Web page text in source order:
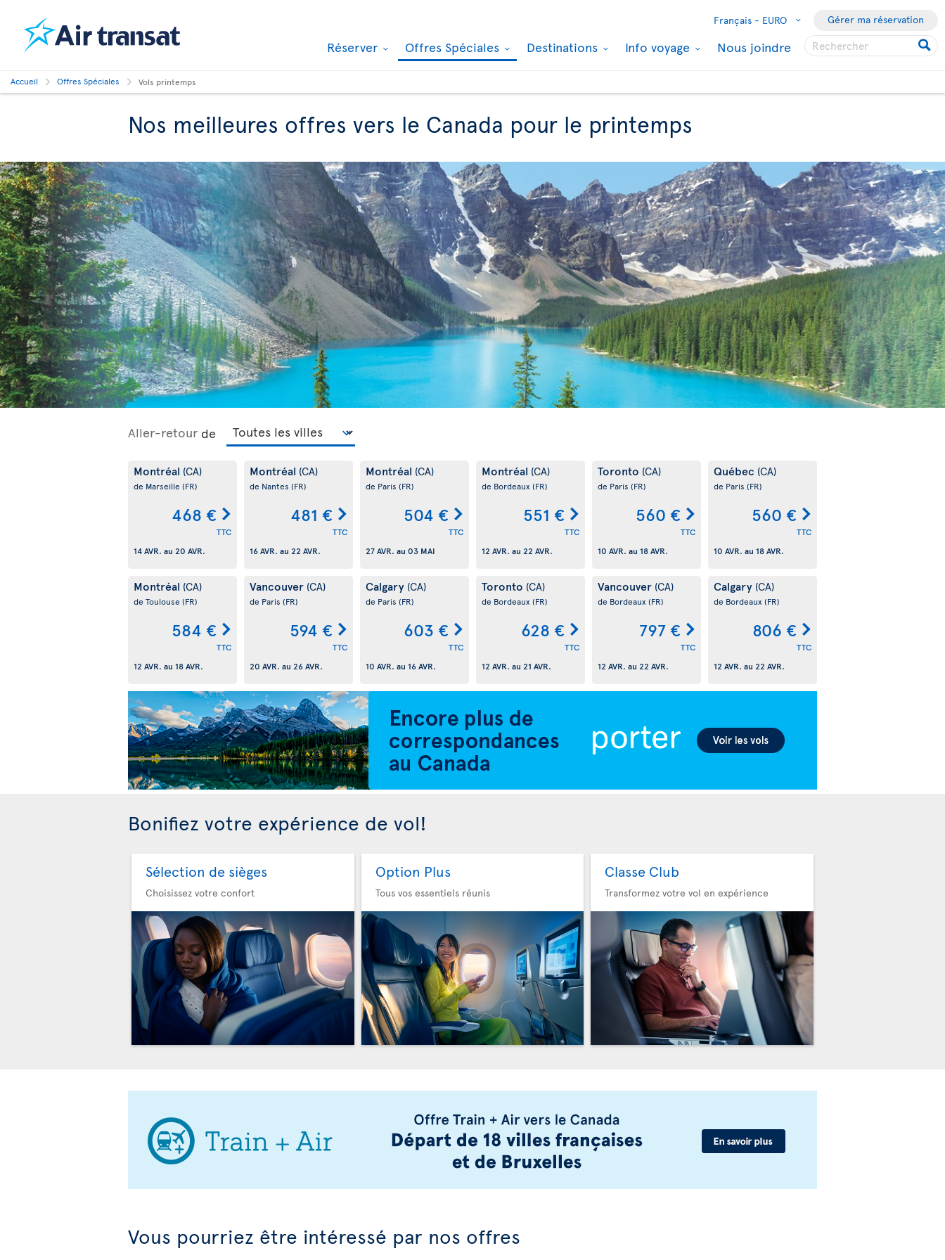
Français - EURO Gérer ma réservation
Réserver Offres Spéciales Destinations Info voyage Nous joindre
Accueil Offres Spéciales Vols printemps
Nos meilleures offres vers le Canada pour le printemps
Aller-retour de
Montréal (CA)
de Marseille (FR)
468 €
TTC
14 AVR. au 20 AVR.
Montréal (CA)
de Nantes (FR)
481 €
TTC
16 AVR. au 22 AVR.
Montréal (CA)
de Paris (FR)
504 €
TTC
27 AVR. au 03 MAI
Montréal (CA)
de Bordeaux (FR)
551 €
TTC
12 AVR. au 22 AVR.
Toronto (CA)
de Paris (FR)
560 €
TTC
10 AVR. au 18 AVR.
Québec (CA)
de Paris (FR)
560 €
TTC
10 AVR. au 18 AVR.
Montréal (CA)
de Toulouse (FR)
584 €
TTC
12 AVR. au 18 AVR.
Vancouver (CA)
de Paris (FR)
594 €
TTC
20 AVR. au 26 AVR.
Calgary (CA)
de Paris (FR)
603 €
TTC
10 AVR. au 16 AVR.
Toronto (CA)
de Bordeaux (FR)
628 €
TTC
12 AVR. au 21 AVR.
Vancouver (CA)
de Bordeaux (FR)
797 €
TTC
12 AVR. au 22 AVR.
Calgary (CA)
de Bordeaux (FR)
806 €
TTC
12 AVR. au 22 AVR.
Bonifiez votre expérience de vol!
Sélection de sièges
Choisissez votre confort
Option Plus
Tous vos essentiels réunis
Classe Club
Transformez votre vol en expérience
Vous pourriez être intéressé par nos offres